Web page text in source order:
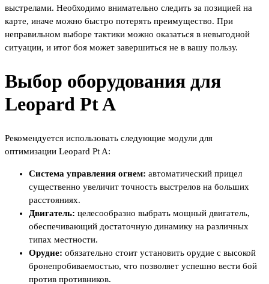
выстрелами. Необходимо внимательно следить за позицией на
карте, иначе можно быстро потерять преимущество. При
неправильном выборе тактики можно оказаться в невыгодной
ситуации, и итог боя может завершиться не в вашу пользу.
Выбор оборудования для
Leopard Pt A
Рекомендуется использовать следующие модули для
оптимизации Leopard Pt A:
Система управления огнем: автоматический прицел
существенно увеличит точность выстрелов на больших
расстояниях.
Двигатель: целесообразно выбрать мощный двигатель,
обеспечивающий достаточную динамику на различных
типах местности.
Орудие: обязательно стоит установить орудие с высокой
бронепробиваемостью, что позволяет успешно вести бой
против противников.